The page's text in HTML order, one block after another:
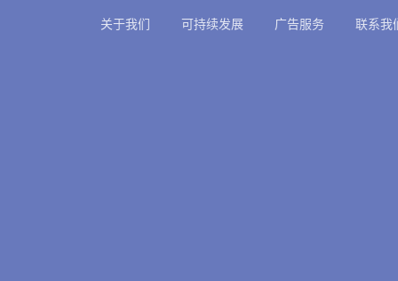
关于我们 可持续发展 广告服务 联系我